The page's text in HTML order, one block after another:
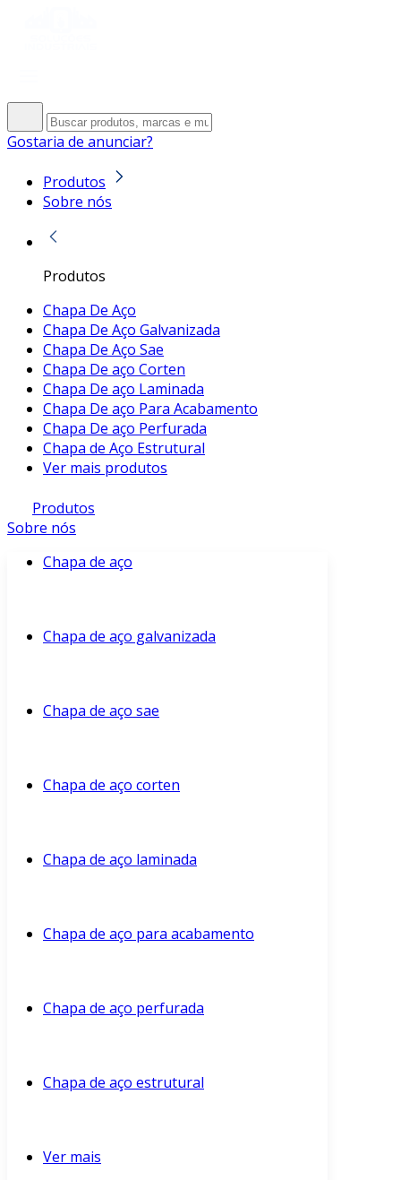
Gostaria de anunciar?
Produtos
Sobre nós
Produtos
Chapa De Aço
Chapa De Aço Galvanizada
Chapa De Aço Sae
Chapa De aço Corten
Chapa De aço Laminada
Chapa De aço Para Acabamento
Chapa De aço Perfurada
Chapa de Aço Estrutural
Ver mais produtos
Produtos
Sobre nós
Chapa de aço
Chapa de aço galvanizada
Chapa de aço sae
Chapa de aço corten
Chapa de aço laminada
Chapa de aço para acabamento
Chapa de aço perfurada
Chapa de aço estrutural
Ver mais